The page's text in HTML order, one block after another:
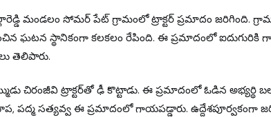
మండలం సోమర్ పేట్ గ్రామంలో ట్రాక్టర్ ప్రమాదం జరిగింది.
ఘటన స్థానికంగా కలకలం రేపింది. ఈ ప్రమాదంలో ఐదుగురికి
తెలిపారు.
చిరంజీవి ట్రాక్టర్⁭తో ఢీ కొట్టాడు. ఈ ప్రమాదంలో ఓడిన
పద్మ సత్యవ్వ ఈ ప్రమాదంలో గాయపడ్డారు. ఉద్దేశపూర్వకంగా